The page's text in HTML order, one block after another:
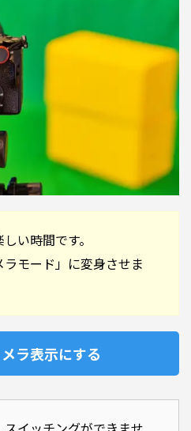
い時間です。
モード」に変身させま
ラ表示にする